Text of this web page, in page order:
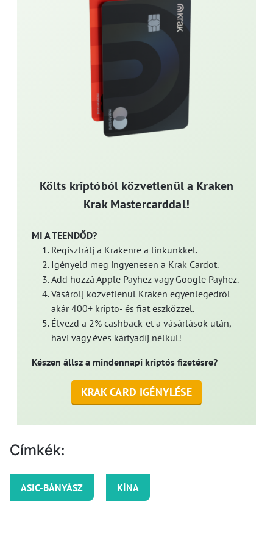
Költs kriptóból közvetlenül a Kraken
Krak Mastercarddal!
MI A TEENDŐD?
Regisztrálj a Krakenre a linkünkkel.
Igényeld meg ingyenesen a Krak Cardot.
Add hozzá Apple Payhez vagy Google Payhez.
Vásárolj közvetlenül Kraken egyenlegedről
akár 400+ kripto- és fiat eszközzel.
Élvezd a 2% cashback-et a vásárlások után,
havi vagy éves kártyadíj nélkül!
Készen állsz a mindennapi kriptós fizetésre?
KRAK CARD IGÉNYLÉSE
Címkék:
ASIC-BÁNYÁSZ KÍNA